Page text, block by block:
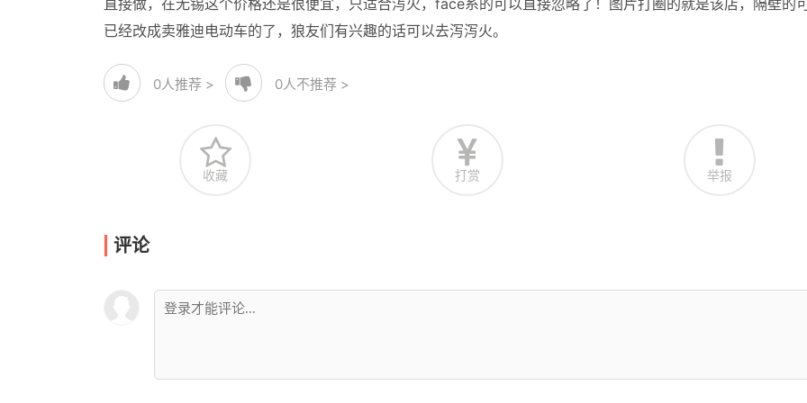
直接做，在无锡这个价格还是很便宜，只适合泻火，face系的可以直接忽略了！图片打圈的就是该店，隔壁的
已经改成卖雅迪电动车的了，狼友们有兴趣的话可以去泻泻火。
0人推荐 > 0人不推荐 >
收藏 打赏 举报
评论